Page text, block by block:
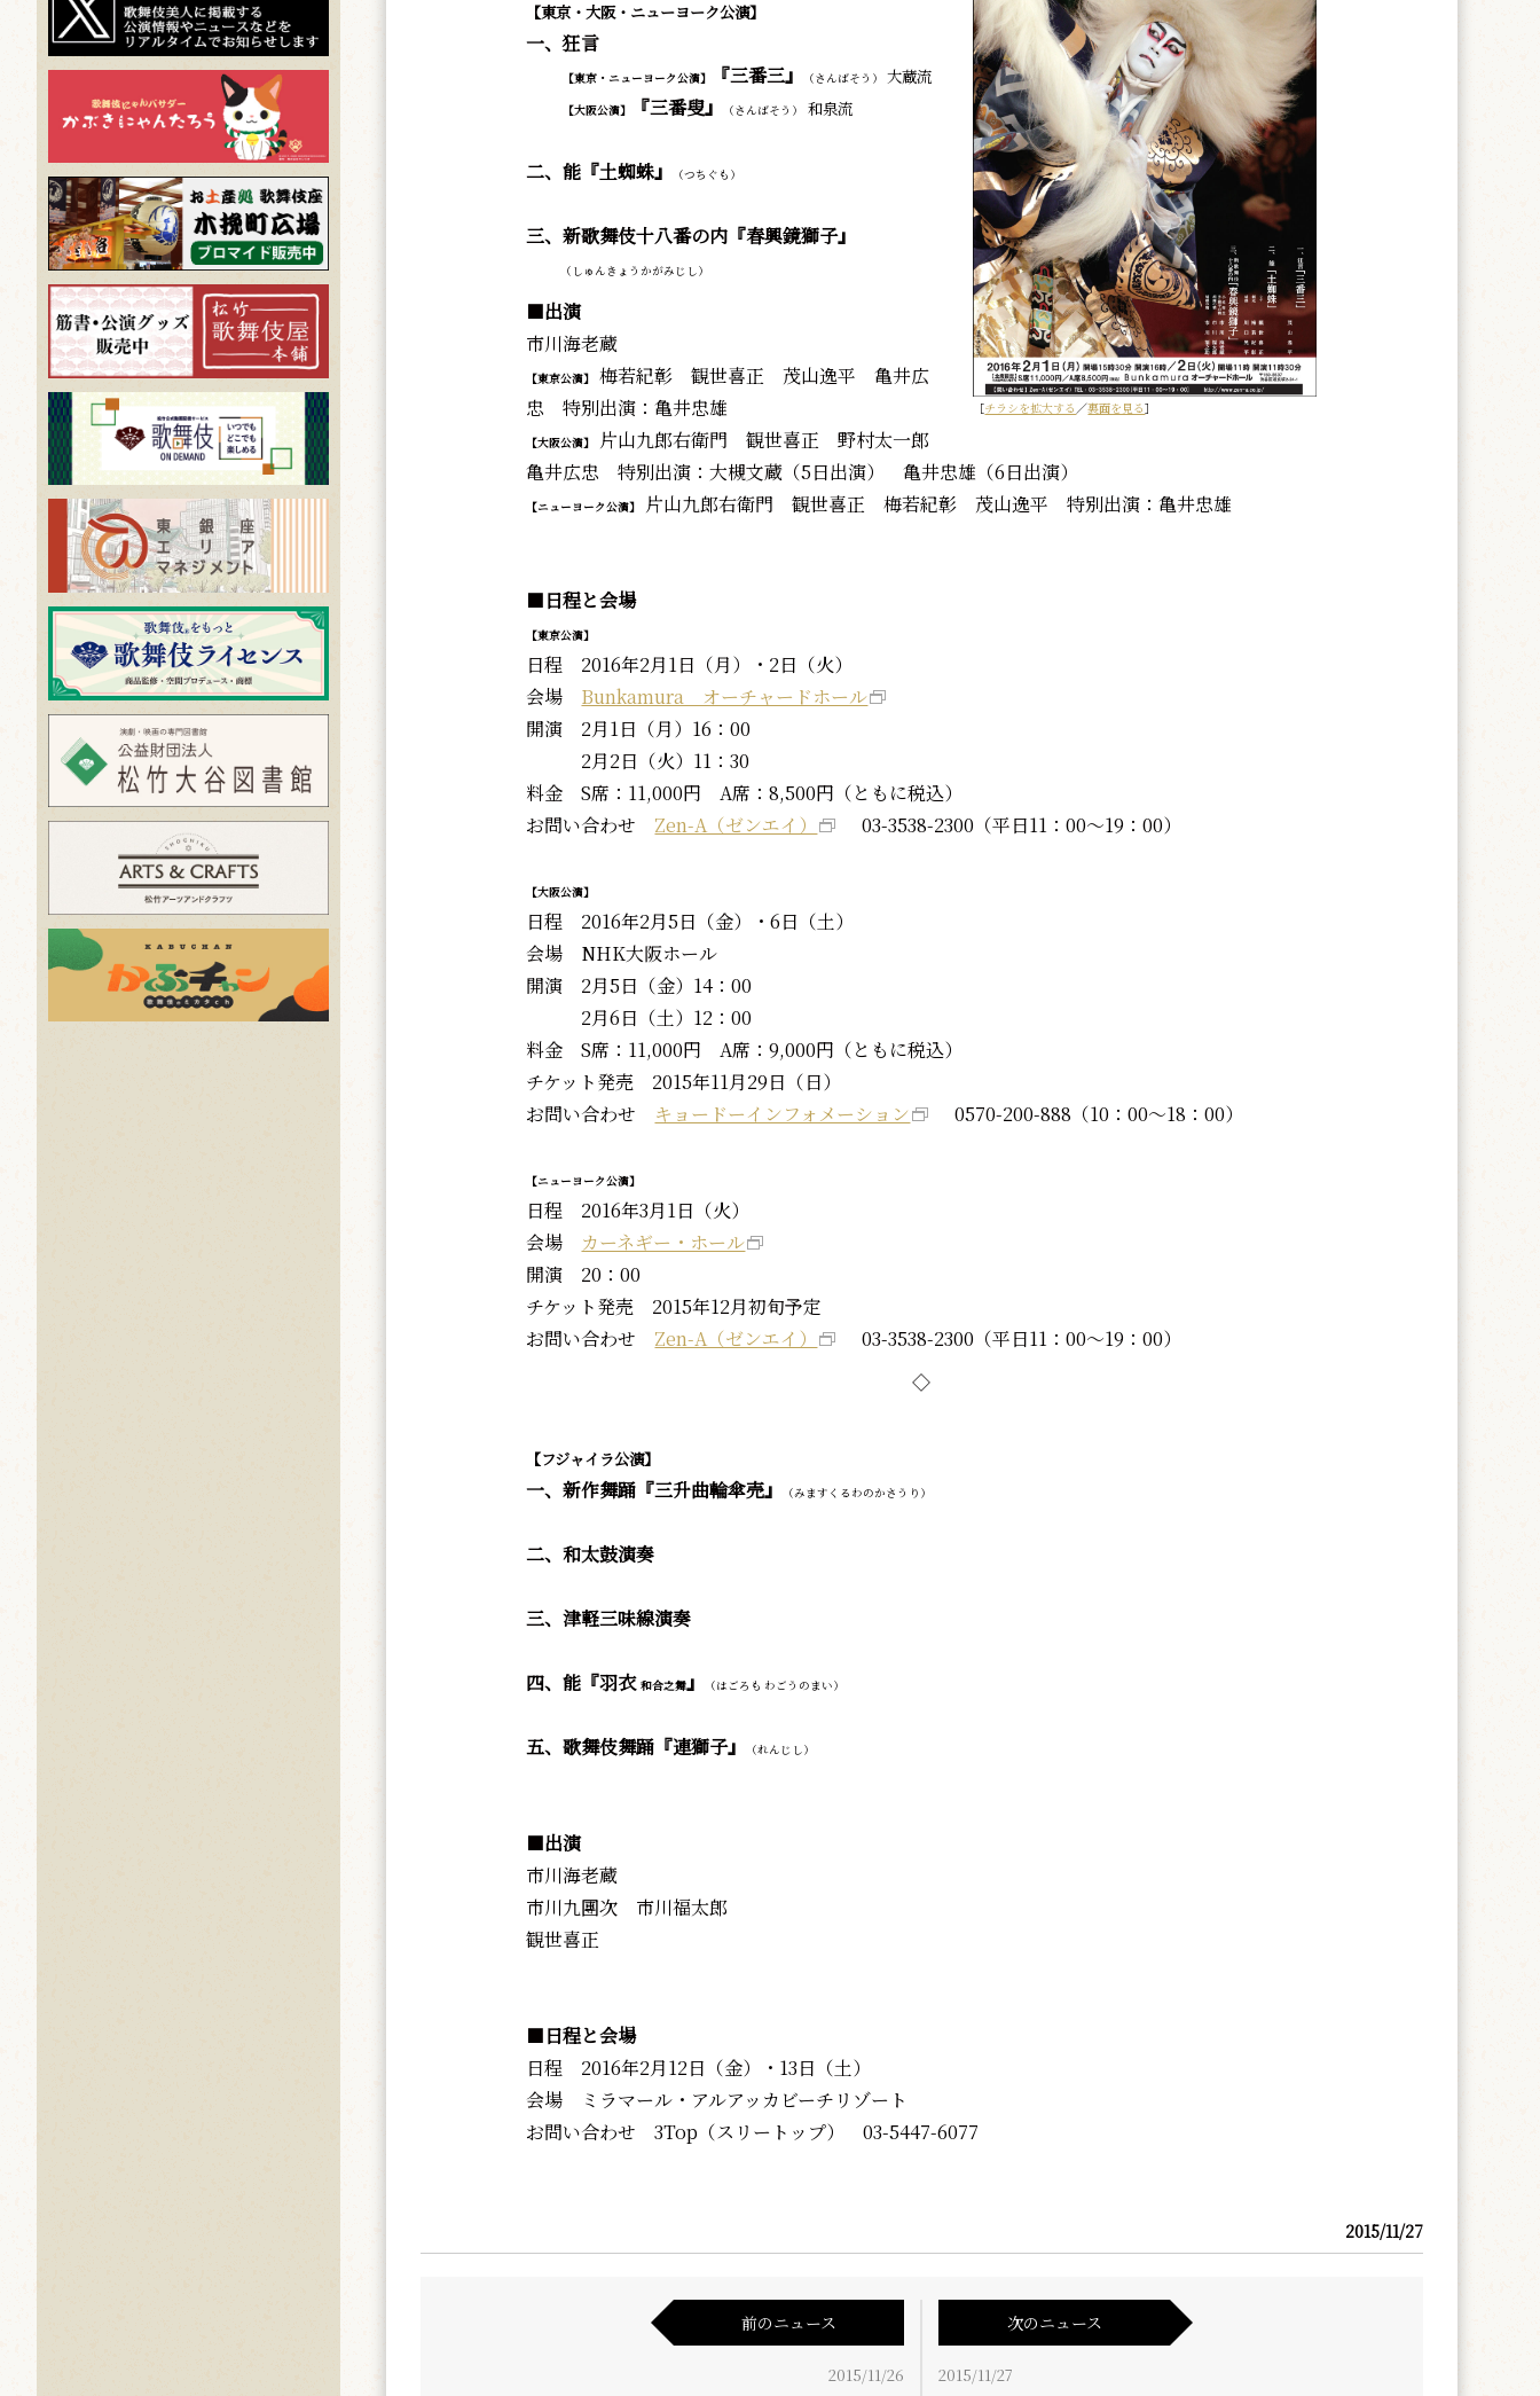
［チラシを拡大する ／裏面を見る］
【東京・大阪・ニューヨーク公演】
一、狂言
【東京・ニューヨーク公演】 『三番三』 （さんばそう） 大蔵流
【大阪公演】 『三番叟』 （さんばそう） 和泉流
二、能『土蜘蛛』 （つちぐも）
三、新歌舞伎十八番の内『春興鏡獅子』
（しゅんきょうかがみじし）
■出演
市川海老蔵
【東京公演】
梅若紀彰 観世喜正 茂山逸平 亀井広
忠 特別出演：亀井忠雄
【大阪公演】
片山九郎右衛門 観世喜正 野村太一郎
亀井広忠 特別出演：大槻文蔵（5日出演） 亀井忠雄（6日出演）
【ニューヨーク公演】 片山九郎右衛門 観世喜正 梅若紀彰 茂山逸平 特別出演：亀井忠雄
■日程と会場
【東京公演】
日程 2016年2月1日（月）・2日（火）
会場 Bunkamura オーチャードホール
開演 2月1日（月）16：00
2月2日（火）11：30
料金 S席：11,000円 A席：8,500円（ともに税込）
お問い合わせ Zen-A（ゼンエイ） 03-3538-2300（平日11：00～19：00）
【大阪公演】
日程 2016年2月5日（金）・6日（土）
会場 NHK大阪ホール
開演 2月5日（金）14：00
2月6日（土）12：00
料金 S席：11,000円 A席：9,000円（ともに税込）
チケット発売 2015年11月29日（日）
お問い合わせ キョードーインフォメーション 0570-200-888（10：00～18：00）
【ニューヨーク公演】
日程 2016年3月1日（火）
会場 カーネギー・ホール
開演 20：00
チケット発売 2015年12月初旬予定
お問い合わせ Zen-A（ゼンエイ）
03-3538-2300（平日11：00～19：00）
◇
【フジャイラ公演】
一、新作舞踊 『三升曲輪傘売』 （みますくるわのかさうり）
二、和太鼓演奏
三、津軽三味線演奏
四、能『羽衣和合之舞』 （はごろも わごうのまい）
五、歌舞伎舞踊『連獅子』 （れんじし）
■出演
市川海老蔵
市川九團次 市川福太郎
観世喜正
■日程と会場
日程 2016年2月12日（金）・13日（土）
会場 ミラマール・アルアッカビーチリゾート
お問い合わせ 3Top（スリートップ） 03-5447-6077
2015/11/27
前のニュース
2015/11/26
次のニュース
2015/11/27